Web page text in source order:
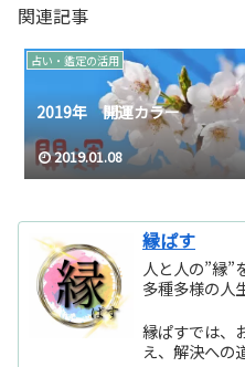
関連記事
占い・鑑定の活用
2019年 開運カラー
2019.01.08
縁ぱす
人と人の”縁”
多種多様の人
縁ぱすでは、
え、解決への